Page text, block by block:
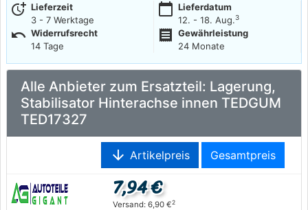
more_time Lieferzeit
3 - 7 Werktage
calendar_today Lieferdatum
12. - 18. Aug.3
undo Widerrufsrecht
14 Tage
receipt
Gewährleistung
24 Monate
Alle Anbieter zum Ersatzteil: Lagerung,
Stabilisator Hinterachse innen TEDGUM
TED17327
arrow_downward Artikelpreis Gesamtpreis
7,94 €
Versand: 6,90 €2